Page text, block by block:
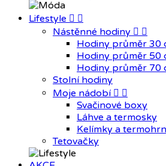
Lifestyle  
Nástěnné hodiny  
Hodiny průměr 30
Hodiny průměr 50
Hodiny průměr 70
Stolní hodiny
Moje nádobí  
Svačinové boxy
Láhve a termosky
Kelímky a
Tetovačky